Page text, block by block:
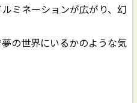
ミネーションが広がり、幻
の世界にいるかのような気